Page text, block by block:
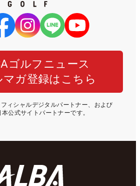
ゴルフニュース
マガ登録はこちら
ィシャルデジタルパートナー、および
本公式サイトパートナーです。